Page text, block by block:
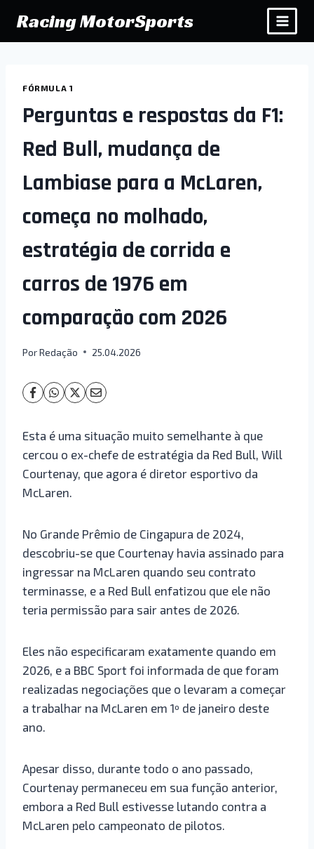
para
o
Racing MotorSports
FÓRMULA 1
Perguntas e respostas da F1:
Red Bull, mudança de
Lambiase para a McLaren,
começa no molhado,
estratégia de corrida e
carros de 1976 em
comparação com 2026
PorRedação 25.04.2026
Esta é uma situação muito semelhante à que
cercou o ex-chefe de estratégia da Red Bull, Will
Courtenay, que agora é diretor esportivo da
McLaren.
No Grande Prêmio de Cingapura de 2024,
descobriu-se que Courtenay havia assinado para
ingressar na McLaren quando seu contrato
terminasse, e a Red Bull enfatizou que ele não
teria permissão para sair antes de 2026.
Eles não especificaram exatamente quando em
2026, e a BBC Sport foi informada de que foram
realizadas negociações que o levaram a começar
a trabalhar na McLaren em 1º de janeiro deste
ano.
Apesar disso, durante todo o ano passado,
Courtenay permaneceu em sua função anterior,
embora a Red Bull estivesse lutando contra a
McLaren pelo campeonato de pilotos.